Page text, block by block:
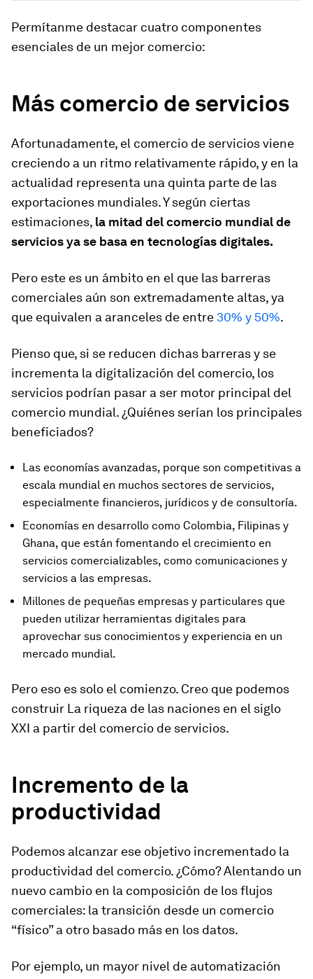
Permítanme destacar cuatro componentes
esenciales de un mejor comercio:
Más comercio de servicios
Afortunadamente, el comercio de servicios viene
creciendo a un ritmo relativamente rápido, y en la
actualidad representa una quinta parte de las
exportaciones mundiales. Y según ciertas
estimaciones, la mitad del comercio mundial de
servicios ya se basa en tecnologías digitales.
Pero este es un ámbito en el que las barreras
comerciales aún son extremadamente altas, ya
que equivalen a aranceles de entre 30% y 50%.
Pienso que, si se reducen dichas barreras y se
incrementa la digitalización del comercio, los
servicios podrían pasar a ser motor principal del
comercio mundial. ¿Quiénes serían los principales
beneficiados?
Las economías avanzadas, porque son competitivas a
escala mundial en muchos sectores de servicios,
especialmente financieros, jurídicos y de consultoría.
Economías en desarrollo como Colombia, Filipinas y
Ghana, que están fomentando el crecimiento en
servicios comercializables, como comunicaciones y
servicios a las empresas.
Millones de pequeñas empresas y particulares que
pueden utilizar herramientas digitales para
aprovechar sus conocimientos y experiencia en un
mercado mundial.
Pero eso es solo el comienzo. Creo que podemos
construir La riqueza de las naciones en el siglo
XXI a partir del comercio de servicios.
Incremento de la
productividad
Podemos alcanzar ese objetivo incrementado la
productividad del comercio. ¿Cómo? Alentando un
nuevo cambio en la composición de los flujos
comerciales: la transición desde un comercio
“físico” a otro basado más en los datos.
Por ejemplo, un mayor nivel de automatización